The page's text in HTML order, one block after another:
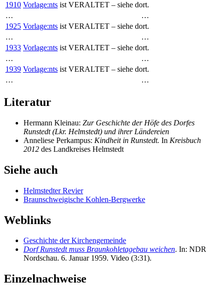
1910 Vorlage:nts ist VERALTET – siehe dort.
…
…
1925 Vorlage:nts ist VERALTET – siehe dort.
…
…
1933 Vorlage:nts ist VERALTET – siehe dort.
…
…
1939 Vorlage:nts ist VERALTET – siehe dort.
…
…
Literatur
Hermann Kleinau: Zur Geschichte der Höfe des Dorfes
Runstedt (Lkr. Helmstedt) und ihrer Ländereien
Anneliese Perkampus: Kindheit in Runstedt. In Kreisbuch
2012 des Landkreises Helmstedt
Siehe auch
Helmstedter Revier
Braunschweigische Kohlen-Bergwerke
Weblinks
Geschichte der Kirchengemeinde
Dorf Runstedt muss Braunkohletagebau weichen. In: NDR
Nordschau. 6. Januar 1959. Video (3:31).
Einzelnachweise